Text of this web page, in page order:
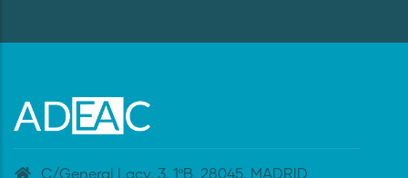
C/General Lacy, 3. 1ºB. 28045. MADRID